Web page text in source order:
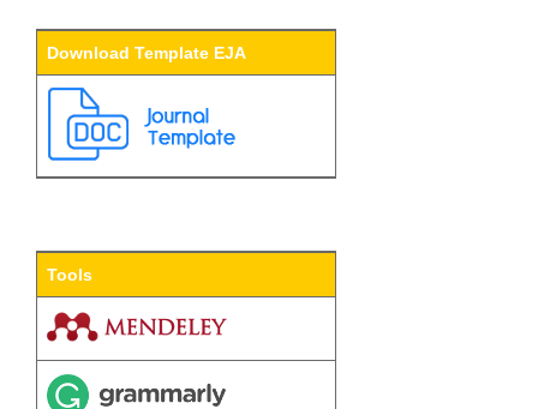
Download Template EJA
Tools